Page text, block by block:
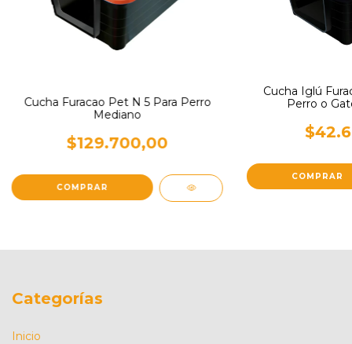
Cucha Furacao Pet N 5 Para Perro
Mediano
$129.700,00
COMPRAR
Cucha Iglú
Perro o
COMPRAR
Categorías
Inicio